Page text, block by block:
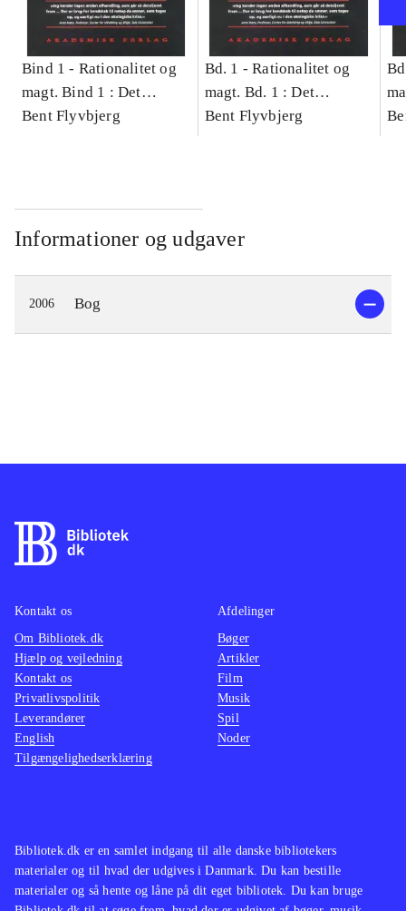
Bind 1 - Rationalitet og
magt. Bind 1 : Det
konkretes videnskab
Bent Flyvbjerg
Bd. 1 -Rationalitet og
magt. Bd. 1 : Det
konkretes videnskab
Bent Flyvbjerg
Informationer og udgaver
2006 Bog
Bibliotek.dk er en samlet indgang til alle danske bibliotekers
materialer og til hvad der udgives i Danmark. Du kan bestille
materialer og så hente og låne på dit eget bibliotek. Du kan bruge
Kontakt os
Om Bibliotek.dk
Hjælp og vejledning
Kontakt os
Privatlivspolitik
Leverandører
English
Tilgængelighedserklæring
Afdelinger
Bøger
Artikler
Film
Musik
Spil
Noder